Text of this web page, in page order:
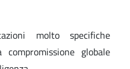
molto specifiche
compromissione globale